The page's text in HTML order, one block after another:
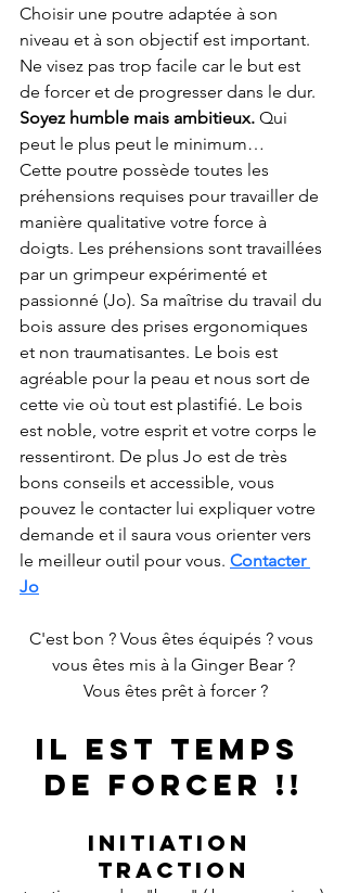
Choisir une poutre adaptée à son
niveau et à son objectif est important.
Ne visez pas trop facile car le but est
de forcer et de progresser dans le dur.
Soyez humble mais ambitieux. Qui
peut le plus peut le minimum…
Cette poutre possède toutes les
préhensions requises pour travailler de
manière qualitative votre force à
doigts. Les préhensions sont travaillées
par un grimpeur expérimenté et
passionné (Jo). Sa maîtrise du travail du
bois assure des prises ergonomiques
et non traumatisantes. Le bois est
agréable pour la peau et nous sort de
cette vie où tout est plastifié. Le bois
est noble, votre esprit et votre corps le
ressentiront. De plus Jo est de très
bons conseils et accessible, vous
pouvez le contacter lui expliquer votre
demande et il saura vous orienter vers
le meilleur outil pour vous. Contacter
Jo
C'est bon ? Vous êtes équipés ? vous
vous êtes mis à la Ginger Bear ?
Vous êtes prêt à forcer ?
Il est temps
de forcer !!
Initiation
traction